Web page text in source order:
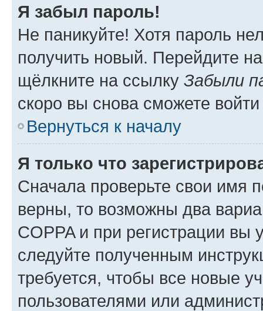
Я забыл пароль!
Не паникуйте! Хотя пароль
получить новый. Перейдите
щёлкните на ссылку Забыли
скоро вы снова сможете
Вернуться к началу
Я только что
Сначала проверьте свои имя
верны, то возможны два
COPPA и при регистрации вы
следуйте полученным
требуется, чтобы все новые
пользователями или